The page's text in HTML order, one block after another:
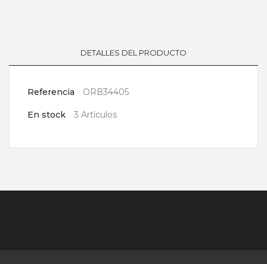
DETALLES DEL PRODUCTO
Referencia ORB34405
En stock 3 Artículos